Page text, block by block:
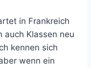
in Frankreich
auch Klassen neu
kennen sich
wenn ein